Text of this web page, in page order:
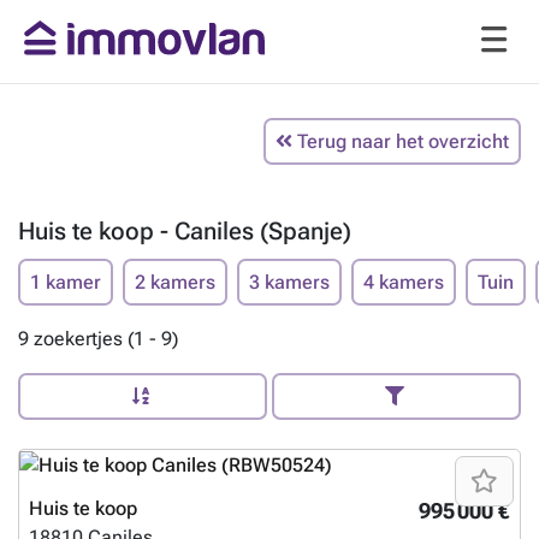
Terug naar het overzicht
Huis te koop - Caniles (Spanje)
1 kamer 2 kamers 3 kamers 4 kamers Tuin
9 zoekertjes (1 - 9)
995 000 €
Huis te koop